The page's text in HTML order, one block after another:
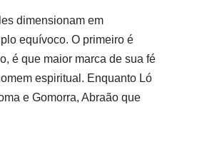
dimensionam em
equívoco. O primeiro é
é que maior marca de sua fé
espiritual. Enquanto Ló
e Gomorra, Abraão que